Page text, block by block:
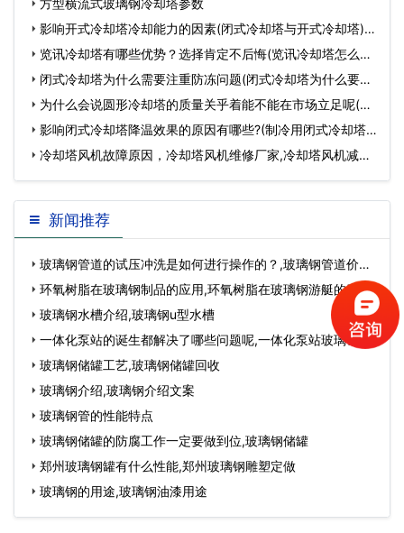
影响开式冷却塔冷却能力的因素(闭式冷却塔与开式冷却塔)…
览讯冷却塔有哪些优势？选择肯定不后悔(览讯冷却塔怎么样)
… 闭式冷却塔为什么需要注重防冻问题(闭式冷却塔为什么要机
心)…
为什么会说圆形冷却塔的质量关乎着能不能在市场立足呢(为
什么说地球是…
影响闭式冷却塔降温效果的原因有哪些?(制冷用闭式冷却塔)
… 冷却塔风机故障原因，冷却塔风机维修厂家,冷却塔风机减速
机…
新闻推荐
玻璃钢管道的试压冲洗是如何进行操作的？,玻璃钢管道价格
表…环氧树脂在玻璃钢制品的应用,环氧树脂在玻璃钢游艇的应用
领域…
玻璃钢水槽介绍,玻璃钢u型水槽
一体化泵站的诞生都解决了哪些问题呢,一体化泵站玻璃钢筒
体…玻璃钢储罐工艺,玻璃钢储罐回收
玻璃钢介绍,玻璃钢介绍文案
玻璃钢管的性能特点
玻璃钢储罐的防腐工作一定要做到位,玻璃钢储罐
郑州玻璃钢罐有什么性能,郑州玻璃钢雕塑定做
玻璃钢的用途,玻璃钢油漆用途